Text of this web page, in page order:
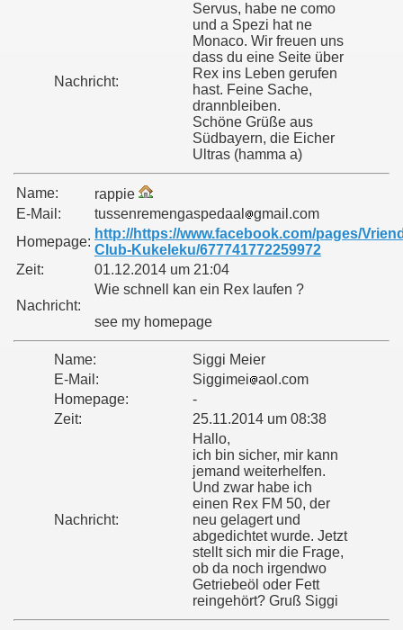
Nachricht:
Servus, habe ne como
und a Spezi hat ne
Monaco. Wir freuen uns
dass du eine Seite über
Rex ins Leben gerufen
hast. Feine Sache,
drannbleiben.
Schöne Grüße aus
Südbayern, die Eicher
Ultras (hamma a)
Name:
rappie
E-Mail:
tussenremengaspedaal
gmail.com
Homepage:
http://https://www.facebook.com/pages/
Club-Kukeleku/677741772259972
Zeit:
01.12.2014 um 21:04
Nachricht:
Wie schnell kan ein Rex laufen ?
see my homepage
Name:
Siggi Meier
E-Mail:
Siggimei
aol.com
Homepage:
-
Zeit:
25.11.2014 um 08:38
Nachricht:
Hallo,
ich bin sicher, mir kann
jemand weiterhelfen.
Und zwar habe ich
einen Rex FM 50, der
neu gelagert und
abgedichtet wurde. Jetzt
stellt sich mir die Frage,
ob da noch irgendwo
Getriebeöl oder Fett
reingehört? Gruß Siggi